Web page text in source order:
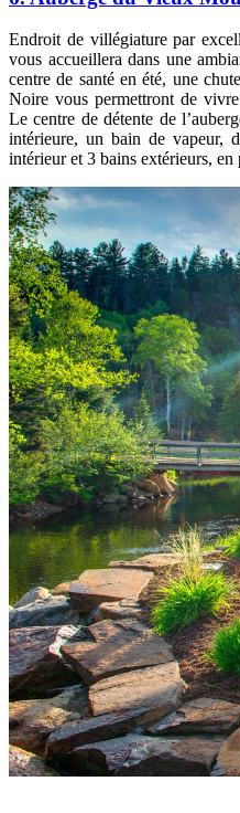
Endroit de villégiature par
vous accueillera dans une
centre de santé en été, une
Noire vous permettront de
Le centre de détente de
intérieure, un bain de vapeur,
intérieur et 3 bains extérieurs, en